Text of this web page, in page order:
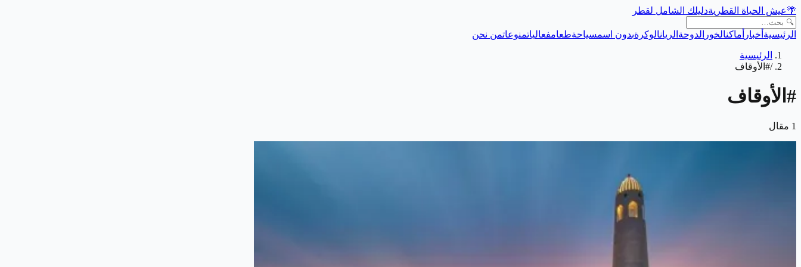
🌴عيش الحياة القطريةدليلك الشامل لقطر
الرئيسية أخبار أماكنالخور الدوحة الريانالوكرةبدون اسمسياحةطعامفعالياتمنوعاتمن نحن
الرئيسية
/#الأوقاف
# الأوقاف
1 مقال